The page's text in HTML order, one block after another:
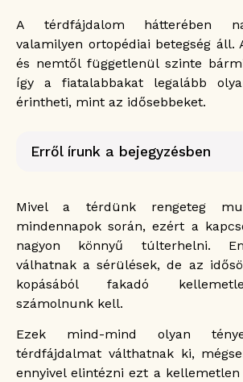
A térdfájdalom hátterében
valamilyen ortopédiai betegség áll.
és nemtől függetlenül szinte
így a fiatalabbakat legalább
érintheti, mint az idősebbeket.
Erről írunk a bejegyzésben
A térdfájdalom okai
Porckopás
Ízületi gyulladás
Íngyulladás
Sérülések
Rheumatoid arthritis
esetén?
Mivel diagnosztizálhatók a
okok?
Mivel a térdünk rengeteg
mindennapok során, ezért a
nagyon könnyű túlterhelni.
válhatnak a sérülések, de az
kopásából fakadó
számolnunk kell.
Ezek mind-mind olyan
térdfájdalmat válthatnak ki,
ennyivel elintézni ezt a